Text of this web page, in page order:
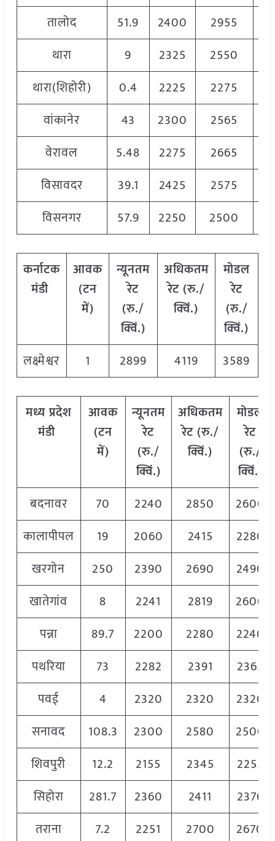
तालोद
51.9 2400 2955
थारा
9 2325 2550
थारा(शिहोरी)
0.4 2225 2275
वांकानेर
43 2300 2565
वेरावल
5.48 2275 2665
विसावदर
39.1 2425 2575
विसनगर
57.9 2250 2500
कर्नाटक
मंडी
आवक
(टन
में)
न्यूनतम
रेट
(रु./
क्विं.)
अधिकतम
रेट (रु./
क्विं.)
मोडल
रेट
(रु./
क्विं.)
लक्ष्मेश्वर
1 2899 4119 3589
मध्यप्रदेश
मंडी
आवक
(टन
में)
न्यूनतम
रेट
(रु./
क्विं.)
अधिकतम
रेट (रु./
क्विं.)
मोडल
रेट
(रु./
क्विं.)
बदनावर
70 2240 2850
2600
कालापीपल
19 2060 2415
2280
खरगोन
250 2390 2690
2490
खातेगांव
8 2241 2819
2600
पन्ना
89.7 2200 2280
2240
पथरिया
73 2282 2391
2365
पवई
4 2320 2320
2320
सनावद
108.3 2300 2580
2500
शिवपुरी
12.2 2155 2345
2255
सिहोरा
281.7 2360 2411
2376
तराना
7.2 2251 2700
2670